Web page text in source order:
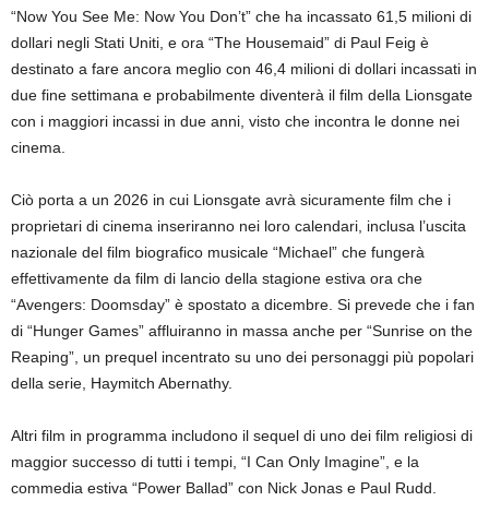
“Now You See Me: Now You Don’t” che ha incassato 61,5 milioni di
dollari negli Stati Uniti, e ora “The Housemaid” di Paul Feig è
destinato a fare ancora meglio con 46,4 milioni di dollari incassati in
due fine settimana e probabilmente diventerà il film della Lionsgate
con i maggiori incassi in due anni, visto che incontra le donne nei
cinema.
Ciò porta a un 2026 in cui Lionsgate avrà sicuramente film che i
proprietari di cinema inseriranno nei loro calendari, inclusa l’uscita
nazionale del film biografico musicale “Michael” che fungerà
effettivamente da film di lancio della stagione estiva ora che
“Avengers: Doomsday” è spostato a dicembre. Si prevede che i fan
di “Hunger Games” affluiranno in massa anche per “Sunrise on the
Reaping”, un prequel incentrato su uno dei personaggi più popolari
della serie, Haymitch Abernathy.
Altri film in programma includono il sequel di uno dei film religiosi di
maggior successo di tutti i tempi, “I Can Only Imagine”, e la
commedia estiva “Power Ballad” con Nick Jonas e Paul Rudd.